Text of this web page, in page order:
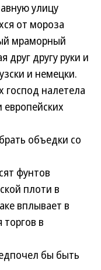
улицу
от мороза
мраморный
друг другу руки и
и немецки.
налетела
объедки со
фунтов
плоти в
вплывает в
в
бы быть